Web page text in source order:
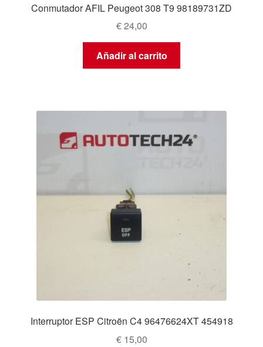
Conmutador AFIL Peugeot 308 T9 98189731ZD
€24,00
Añadir al carrito
Interruptor ESP Citroën C4 96476624XT 454918
€15,00